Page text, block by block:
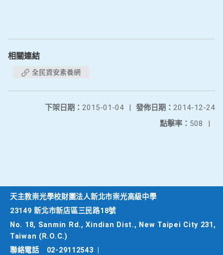
相關連結
全民資安素養網
發佈日期： 2014-12-24
下架日期： 2015-01-04
|
點擊率： 508 |
天主教崇光學校財團法人新北市崇光高級中學
23149 新北市新店區三民路18號
No. 18, Sanmin Rd., Xindian Dist., New Taipei City 231,
Taiwan (R.O.C.)
聯絡電話
02-29112543